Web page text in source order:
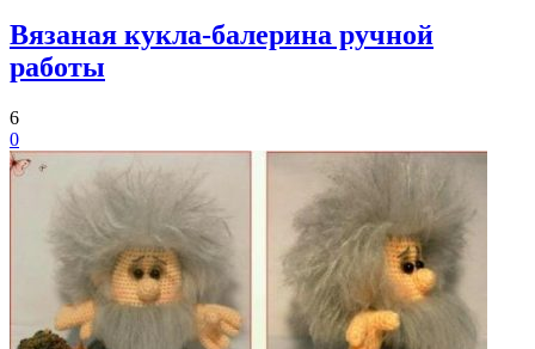
Вязаная кукла-балерина ручной
работы
6
0